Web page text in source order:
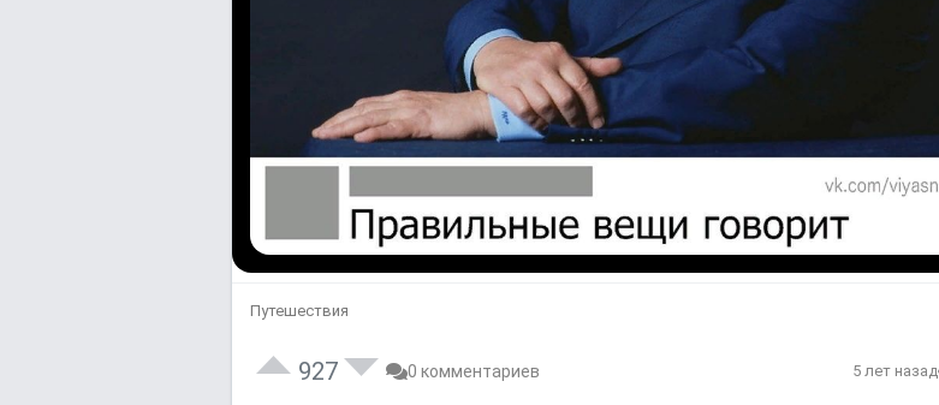
Путешествия
927 0 комментариев 5 лет назад